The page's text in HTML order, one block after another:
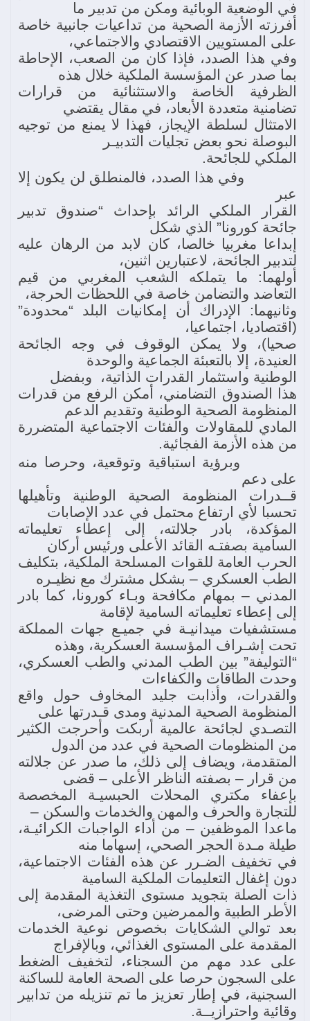
في الوضعية الوبائية ومكن من تدبير ما
أفرزته الأزمة الصحية من تداعيات جانبية خاصة
على المستويين الاقتصادي والاجتماعي،
وفي هذا الصدد، فإذا كان من الصعب، الإحاطة
بما صدر عن المؤسسة الملكية خلال هذه
الظرفية الخاصة والاستثنائية من قرارات
تضامنية متعددة الأبعاد، في مقال يقتضي
الامتثال لسلطة الإيجاز، فهذا لا يمنع من توجيه
البوصلة نحو بعض تجليات التدبيـر
الملكي للجائحة.
وفي هذا الصدد، فالمنطلق لن يكون إلا
عبر
القرار الملكي الرائد بإحداث “صندوق تدبير
جائحة كورونا” الذي شكل
إبداعا مغربيا خالصا، كان لابد من الرهان عليه
لتدبير الجائحة، لاعتبارين اثنين،
أولهما: ما يتملكه الشعب المغربي من قيم
التعاضد والتضامن خاصة في اللحظات الحرجة،
وثانيهما: الإدراك أن إمكانيات البلد “محدودة”
(اقتصاديا، اجتماعيا،
صحيا)، ولا يمكن الوقوف في وجه الجائحة
العنيدة، إلا بالتعبئة الجماعية والوحدة
الوطنية واستثمار القدرات الذاتية، وبفضل
هذا الصندوق التضامني، أمكن الرفع من قدرات
المنظومة الصحية الوطنية وتقديم الدعم
المادي للمقاولات والفئات الاجتماعية المتضررة
من هذه الأزمة الفجائية.
وبرؤية استباقية وتوقعية، وحرصا منه
على دعم
قــدرات المنظومة الصحية الوطنية وتأهيلها
تحسبا لأي ارتفاع محتمل في عدد الإصابات
المؤكدة، بادر جلالته، إلى إعطاء تعليماته
السامية بصفتـه القائد الأعلى ورئيس أركان
الحرب العامة للقوات المسلحة الملكية، بتكليف
الطب العسكري – بشكل مشترك مع نظيـره
المدني – بمهام مكافحة وبـاء كورونا، كما بادر
إلى إعطاء تعليماته السامية لإقامة
مستشفيات ميدانيـة في جميـع جهات المملكة
تحت إشـراف المؤسسة العسكرية، وهذه
“التوليفة” بين الطب المدني والطب العسكري،
وحدت الطاقات والكفاءات
والقدرات، وأذابت جليد المخاوف حول واقع
المنظومة الصحية المدنية ومدى قـدرتها على
التصـدي لجائحة عالمية أربكت وأحرجت الكثير
من المنظومات الصحية في عدد من الدول
المتقدمة، ويضاف إلى ذلك، ما صدر عن جلالته
من قرار – بصفته الناظر الأعلى – قضى
بإعفاء مكتري المحلات الحبسيـة المخصصة
للتجارة والحرف والمهن والخدمات والسكن –
ماعدا الموظفين – من أداء الواجبات الكرائيـة،
طيلة مـدة الحجر الصحي، إسهاما منه
في تخفيف الضـرر عن هذه الفئات الاجتماعية،
دون إغفال التعليمات الملكية السامية
ذات الصلة بتجويد مستوى التغذية المقدمة إلى
الأطر الطبية والممرضين وحتى المرضى،
بعد توالي الشكايات بخصوص نوعية الخدمات
المقدمة على المستوى الغذائي، وبالإفراج
على عدد مهم من السجناء، لتخفيف الضغط
على السجون حرصا على الصحة العامة للساكنة
السجنية، في إطار تعزيز ما تم تنزيله من تدابير
وقائية واحترازيــة.